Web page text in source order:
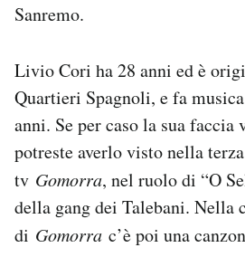
Notifiche mobile
Hai bisogno di aiuto?
Esci
Sanremo.
Livio Cori ha 28 anni ed è
Quartieri Spagnoli, e fa
anni. Se per caso la sua
potreste averlo visto nella
tv Gomorra, nel ruolo di “O
della gang dei Talebani. Nella
di Gomorra c’è poi una